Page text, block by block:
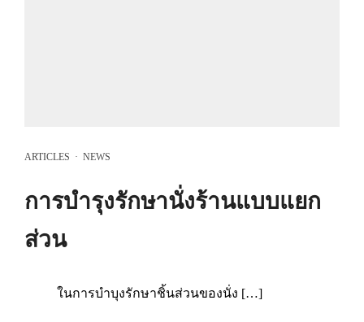
ARTICLES · NEWS
การบำรุงรักษานั่งร้านแบบแยก
ส่วน
ในการบำบุงรักษาชิ้นส่วนของนั่ง […]